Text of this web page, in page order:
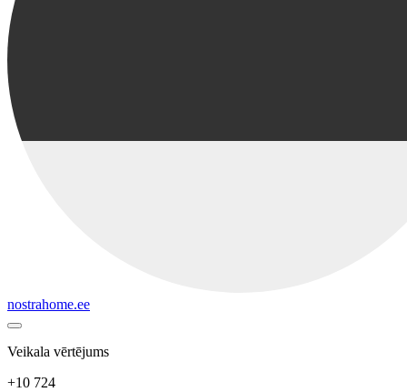
nostrahome.ee
Veikala vērtējums
+10 724